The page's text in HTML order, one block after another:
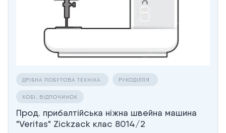
ДРІБНА ПОБУТОВА ТЕХНІКА РУКОДІЛЛЯ
ХОБІ, ВІДПОЧИНОК
Прод. прибалтійська ніжна швейна машина
"Veritas" Zickzack клас 8014/2